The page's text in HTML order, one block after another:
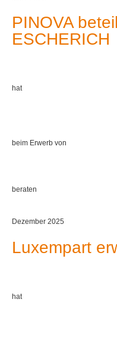
PINOVA
ESCHERICH
hat
beim Erwerb von
beraten
Dezember 2025
Luxempart
hat